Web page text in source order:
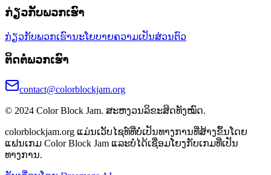
ກ່ຽວກັບພວກເຮົາ
ກ່ຽວກັບພວກເຮົານະໂຍບາຍຄວາມເປັນສ່ວນຕົວ
ຕິດຕໍ່ພວກເຮົາ
contact@colorblockjam.org
© 2024 Color Block Jam. ສະຫງວນລິຂະສິດທັງໝົດ.
colorblockjam.org ແມ່ນເວັບໄຊທ໌ທີ່ບໍ່ເປັນທາງການທີ່ສ້າງຂຶ້ນໂດຍ
ແຟນເກມ Color Block Jam ແລະບໍ່ໄດ້ເຊື່ອມໂຍງກັບເກມທີ່ເປັນ
ທາງການ.